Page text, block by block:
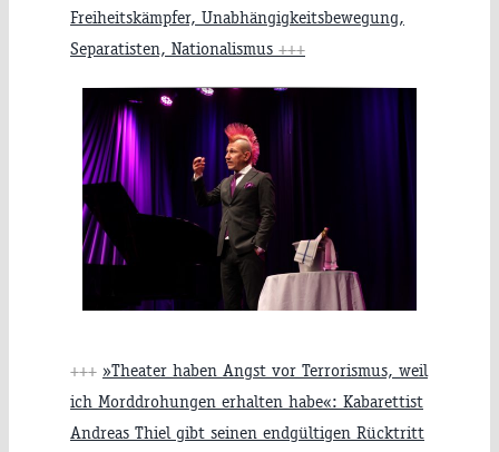
Freiheitskämpfer, Unabhängigkeitsbewegung,
Separatisten, Nationalismus +++
+++ »Theater haben Angst vor Terrorismus, weil
ich Morddrohungen erhalten habe«: Kabarettist
Andreas Thiel gibt seinen endgültigen Rücktritt